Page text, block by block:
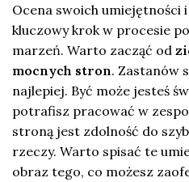
Ocena swoich
kluczowy krok w procesie
marzeń. Warto zacząć od
mocnych stron. Zastanów
najlepiej. Być może jesteś
potrafisz pracować w
stroną jest zdolność do
rzeczy. Warto spisać te
obraz tego, co możesz